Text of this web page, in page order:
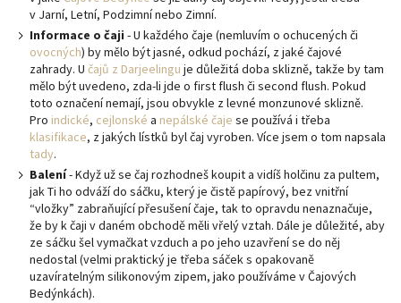
v Jarní, Letní, Podzimní nebo Zimní.
Informace o čaji - U každého čaje (nemluvím o ochucených či
ovocných) by mělo být jasné, odkud pochází, z jaké čajové
zahrady. Učajů z Darjeelingu je důležitá doba sklizně, takže by tam
mělo být uvedeno, zda-li jde o first flush či second flush. Pokud
toto označení nemají, jsou obvykle z levné monzunové sklizně.
Pro indické, cejlonské a nepálské čaje se používá i třeba
klasifikace, z jakých lístků byl čaj vyroben. Více jsem o tom napsala
tady.
Balení- Když už se čaj rozhodneš koupit a vidíš holčinu za pultem,
jak Ti ho odváží do sáčku, který je čistě papírový, bez vnitřní
“vložky” zabraňující přesušení čaje, tak to opravdu nenaznačuje,
že by k čaji v daném obchodě měli vřelý vztah. Dále je důležité, aby
ze sáčku šel vymačkat vzduch a po jeho uzavření se do něj
nedostal (velmi praktický je třeba sáček s opakovaně
uzavíratelným silikonovým zipem, jako používáme v Čajových
Bedýnkách).